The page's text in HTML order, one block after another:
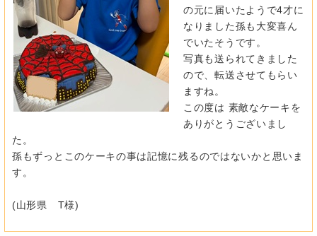
の元に届いたようで4才に
なりました孫も大変喜ん
でいたそうです。
写真も送られてきました
ので、転送させてもらい
ますね。
この度は 素敵なケーキを
ありがとうございまし
た。
孫もずっとこのケーキの事は記憶に残るのではないかと思いま
す。
(山形県 T様)